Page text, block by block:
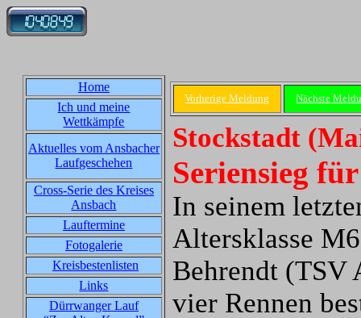
Home
Ich und meine
Wettkämpfe
Aktuelles vom Ansbacher
Laufgeschehen
Cross-Serie des Kreises
Ansbach
Lauftermine
Fotogalerie
Kreisbestenlisten
Links
Dürrwanger Lauf
Vorherige Meldung Nächste
Stockstadt
Seriensieg
In seinem
Altersklasse
Behrendt (TSV
vier Rennen